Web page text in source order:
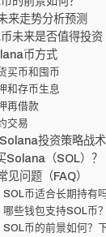
来走势分析预测
未来是否值得投资
币方式
买币和囤币
和存币生息
再借款
交易
投资策略战术
Solana（SOL）？
见问题（FAQ）
SOL币适合长期持有吗
哪些钱包支持SOL币？
SOL币的前景如何？